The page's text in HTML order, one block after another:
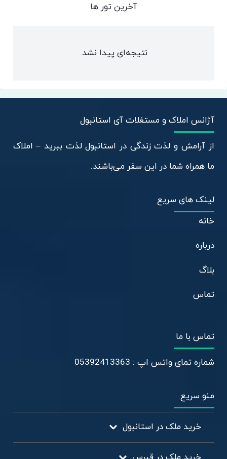
آخرین تور ها
نتیجه‌ای پیدا نشد.
آژانس املاک و مستغلات آی استانبول
از آرامش و لذت زندگی در استانبول لذت ببرید – املاک
ما همراه شما در این سفر می‌باشند.
لینک های سریع
خانه
درباره
بلاگ
تماس
تماس با ما
شماره تمای واتس اپ : 05392413363
منو سریع
خرید ملک در استانبول